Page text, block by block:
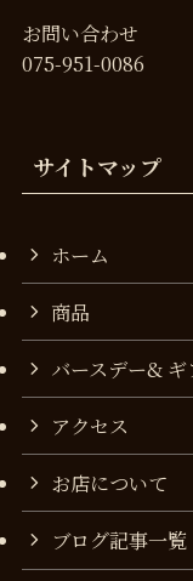
お問い合わせ
075-951-0086
サイトマップ
ホーム
商品
バースデー& ギ
アクセス
お店について
ブログ記事一覧